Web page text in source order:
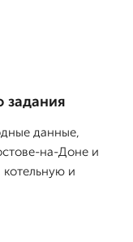
задания
данные,
на-Доне и
котельную и